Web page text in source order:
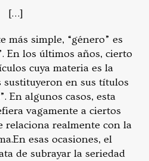
[…]
más simple, “género” es
En los últimos años, cierto
cuya materia es la
en sus títulos
En algunos casos, esta
vagamente a ciertos
relaciona realmente con la
En esas ocasiones, el
de subrayar la seriedad